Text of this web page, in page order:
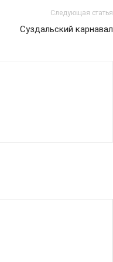
Следующая статья
Суздальский карнавал